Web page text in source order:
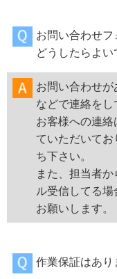
お問い合わせフ
どうしたらよい
お問い合わせ
などで連絡をし
お客様への連
ていただいて
ち下さい。
また、担当者
ル受信してる
お願いします。
作業保証はあり